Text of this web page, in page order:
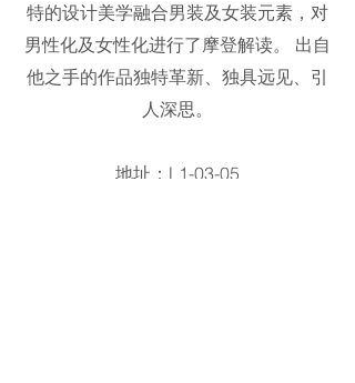
特的设计美学融合男装及女装元素，对
男性化及女性化进行了摩登解读。 出自
他之手的作品独特革新、独具远见、引
人深思。
地址：L1-03-05